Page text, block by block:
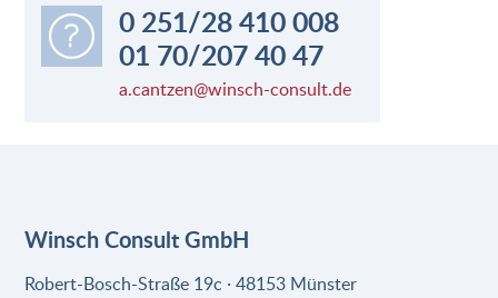
0 251/28 410 008
01 70/207 40 47
a.cantzen@winsch-consult.de
Winsch Consult GmbH
Robert-Bosch-Straße 19c · 48153 Münster